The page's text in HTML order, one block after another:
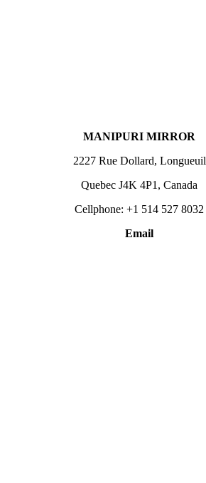
MANIPURI MIRROR
2227 Rue Dollard, Longueuil
Quebec J4K 4P1, Canada
Cellphone: +1 514 527 8032
Email